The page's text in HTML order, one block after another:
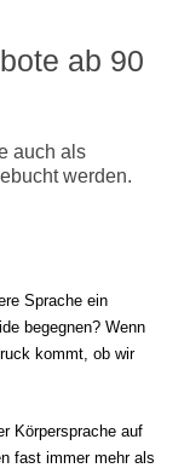
ab 90
auch als
werden.
Sprache ein
begegnen? Wenn
kommt, ob wir
Körpersprache auf
fast immer mehr als